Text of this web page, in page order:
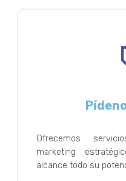
Ofrecemos
marketing
alcance todo su